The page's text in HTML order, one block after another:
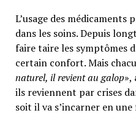
L’usage des
dans les soins. Depuis
faire taire les symptômes
certain confort. Mais
naturel, il revient au galop»,
ils reviennent par crises
soit il va s’incarner en